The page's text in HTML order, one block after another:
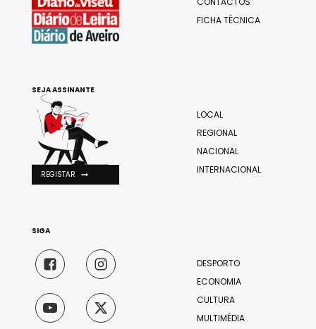
FICHA TÉCNICA
LOCAL
REGIONAL
NACIONAL
INTERNACIONAL
DESPORTO
ECONOMIA
CULTURA
MULTIMÉDIA
SEJA ASSINANTE
REGISTAR
SIGA